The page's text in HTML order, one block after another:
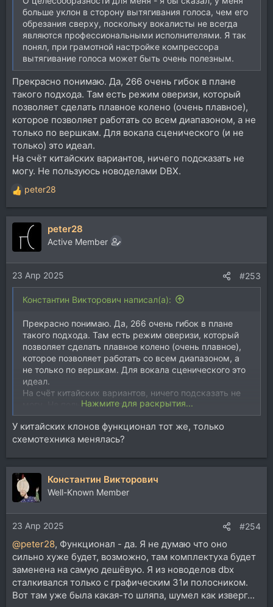
больше уклон в сторону вытягивания голоса, чем его
обрезания сверху, поскольку вокалисты не всегда
являются профессиональными исполнителями. Я так
понял, при грамотной настройке компрессора
вытягивание голоса может быть очень полезным.
Прекрасно понимаю. Да, 266 очень гибок в плане
такого подхода. Там есть режим оверизи, который
позволяет сделать плавное колено (очень плавное),
которое позволяет работать со всем диапазоном, а не
только по вершкам. Для вокала сценического (и не
только) это идеал.
На счёт китайских вариантов, ничего подсказать не
могу. Не пользуюсь новоделами DBX.
Р
е
а
и
и
:
peter28
peter28
Active Member
23 Апр 2025 #253
Константин Викторович написал(а):
Прекрасно понимаю. Да, 266 очень гибок в плане
такого подхода. Там есть режим оверизи, который
позволяет сделать плавное колено (очень плавное),
которое позволяет работать со всем диапазоном, а
не только по вершкам. Для вокала сценического это
идеал.
На счёт китайских вариантов, ничего подсказать не
могу. Не пользуюсь новоделами DBX.
Нажмите для раскрытия...
У китайских клонов функционал тот же, только
схемотехника менялась?
Константин Викторович
Well-Known Member
23 Апр 2025 #254
@peter28, Функционал - да. Я не думаю что оно
сильно хуже будет, возможно, там комплектуха будет
заменена на самую дешёвую. Я из новоделов dbx
сталкивался только с графическим 31и полосником.
Вот там уже была какая-то шляпа, шумел как изверг...